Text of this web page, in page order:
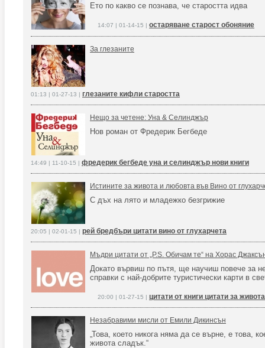
Ето по какво се познава, че старостта идва
14:07 | 01-14-15 | остаряване старост обоняние
За глезаните
01:13 | 01-27-13 | глезаните кифли старостта
Нещо за четене: Уна & Селинджър
Нов роман от Фредерик Бегбеде
14:49 | 11-10-15 | фредерик бегбеде уна и селинджър нови книги
Истините за живота и любовта във Вино от
С дъх на лято и младежко безгрижие
20:05 | 02-01-15 | рей бредбъри цитати вино от глухарчета
Мъдри цитати от „P.S. Обичам те“ на Хорас
Докато вървиш по пътя, ще научиш повече за
справки с най-добрите туристически карти в
20:00 | 01-27-15 | цитати от книги цитати за живота
Незабравими мисли от Емили Дикинсън
„Това, което никога няма да се върне, е това,
живота сладък.“